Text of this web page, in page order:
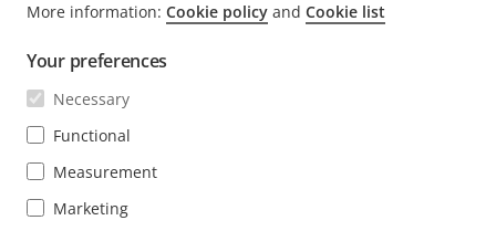
More information: Cookie policy and Cookie list
Your preferences
Necessary
Functional
Measurement
Marketing